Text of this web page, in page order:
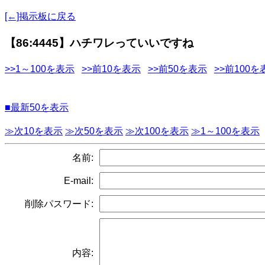
[←]掲示板に戻る
【86:4445】ハチワレっていいですね
>>1～100を表示 >>前10を表示 >>前50を表示 >>前100を
■最新50を表示
≫次10を表示 ≫次50を表示 ≫次100を表示 ≫1～100を表示
名前:
E-mail:
削除パスワード:
内容: